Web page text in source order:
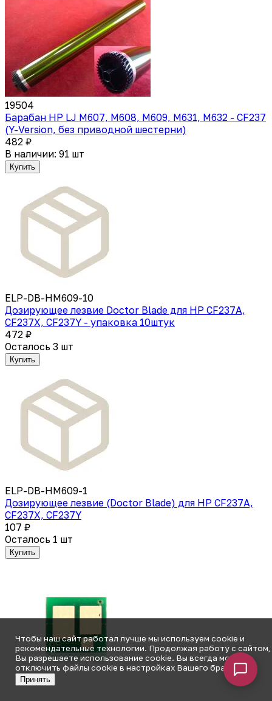
19504
Барабан HP LJ M607, M608, M609, M631, M632 - CF237
(Y-Version, без приводной шестерни)
482 ₽
В наличии: 91 шт
Купить
ELP-DB-HM609-10
Дозирующее лезвие Doctor Blade для HP CF237A,
CF237X, CF237Y - упаковка 10штук
472 ₽
Осталось 3 шт
Купить
ELP-DB-HM609-1
Дозирующее лезвие (Doctor Blade) для HP CF237A,
CF237X, CF237Y
107 ₽
Осталось 1 шт
Купить
Чтобы наш сайт работал лучше мы используем cookie и
рекомендательные технологии. Продолжая работу с сайтом,
Вы разрешаете использование cookie. Вы всегда можете
отключить файлы cookie в настройках Вашего браузера.
Принять